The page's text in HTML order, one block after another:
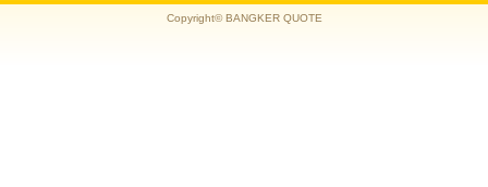
Copyright© BANGKER QUOTE